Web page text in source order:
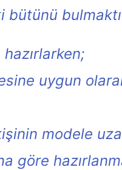
uygun
modele
göre